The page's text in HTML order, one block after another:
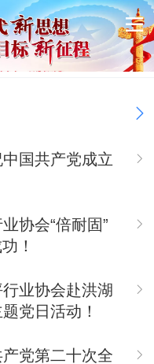
国共产党成立
协会“倍耐固”
！
行业协会赴洪湖
党日活动！
党第二十次全